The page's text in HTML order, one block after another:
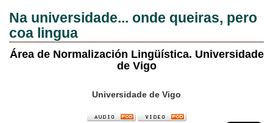
Na universidade... onde queiras, pero
coa lingua
Área de Normalización Lingüística. Universidade
de Vigo
Universidade de Vigo